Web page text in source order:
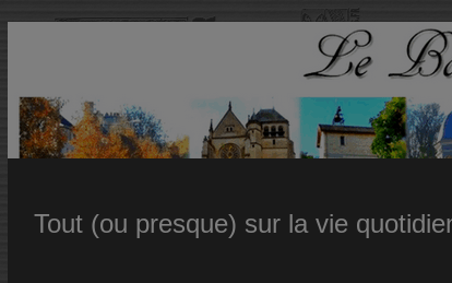
Tout (ou presque) sur la vie